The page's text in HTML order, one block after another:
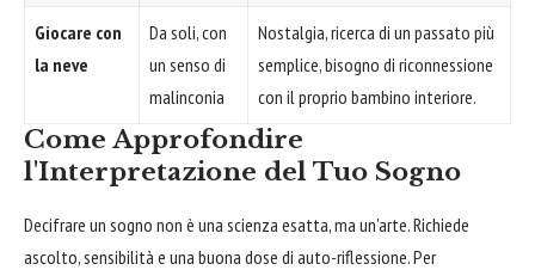
Giocare con
la neve
Da soli, con
un senso di
malinconia
Nostalgia, ricerca di un passato più
semplice, bisogno di riconnessione
con il proprio bambino interiore.
Come Approfondire
l'Interpretazione del Tuo Sogno
Decifrare un sogno non è una scienza esatta, ma un'arte. Richiede
ascolto, sensibilità e una buona dose di auto-riflessione. Per